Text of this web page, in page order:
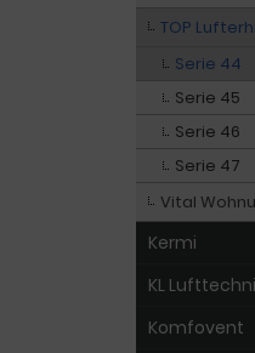
TOP
Serie 44
Serie 45
Serie 46
Serie 47
Vital
Kermi
KL
Komfovent